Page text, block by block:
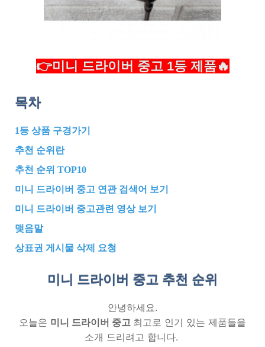
👉미니 드라이버 중고 1등 제품🔥
목차
1등 상품 구경가기
추천 순위란
추천 순위 TOP10
미니 드라이버 중고 연관 검색어 보기
미니 드라이버 중고관련 영상 보기
맺음말
상표권 게시물 삭제 요청
미니 드라이버 중고 추천 순위
안녕하세요.
오늘은 미니 드라이버 중고 최고로 인기 있는 제품들을
소개 드리려고 합니다.